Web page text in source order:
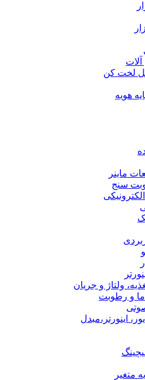
لخت کن
هویه
ماینر
سنج
ولتاژ و جریان
و رطوبت
اینورتر،مبدل
متغیر